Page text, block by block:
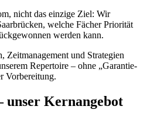
nicht das einzige Ziel: Wir
welche Fächer Priorität
werden kann.
Zeitmanagement und Strategien
Repertoire – ohne „Garantie-
Vorbereitung.
unser Kernangebot